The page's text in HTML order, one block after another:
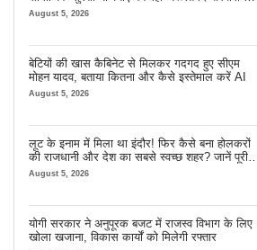
मजबूत सहारा
August 5, 2026
बेटियों की खास कैबिनेट से मिलकर गदगद हुए सीएम
मोहन यादव, बताया कितना और कैसे इस्तेमाल करें AI
August 5, 2026
लूट के इनाम में मिला था इंदौर! फिर कैसे बना होलकरों
की राजधानी और देश का सबसे स्वच्छ शहर? जानें पूरी
कहानी
August 5, 2026
योगी सरकार ने अनुपूरक बजट में राजस्व विभाग के लिए
खोला खजाना, विकास कार्यों को मिलेगी रफ्तार